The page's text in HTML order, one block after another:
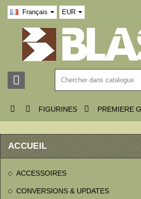
Français EUR

  FIGURINES  PREMIERE
ACCUEIL
ACCESSOIRES
CONVERSIONS & UPDATES